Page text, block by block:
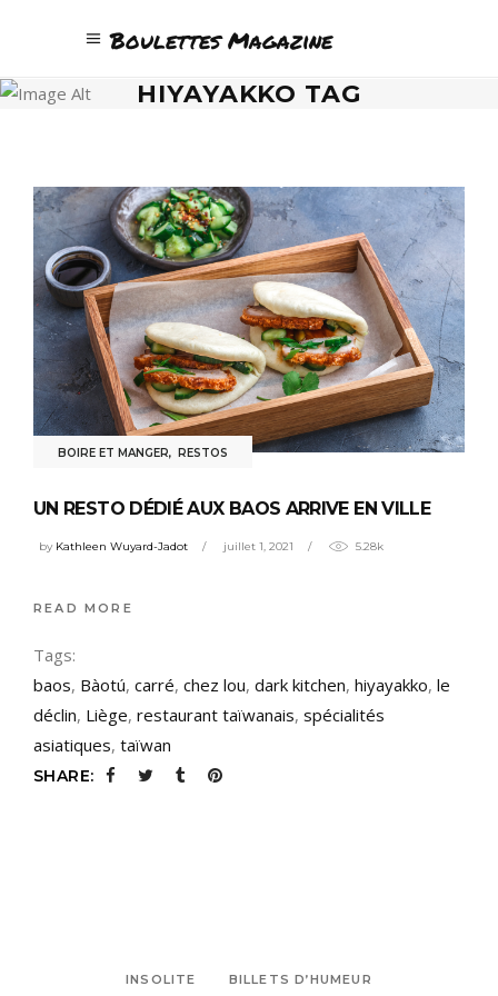
Boulettes Magazine
HIYAYAKKO TAG
BOIRE ET MANGER, RESTOS
UN RESTO DÉDIÉ AUX BAOS ARRIVE EN VILLE
by Kathleen Wuyard-Jadot juillet 1, 2021 5.28k
READ MORE
Tags:
baos, Bàotú, carré, chez lou, dark kitchen, hiyayakko, le
déclin, Liège, restaurant taïwanais, spécialités
asiatiques, taïwan
SHARE:
INSOLITE BILLETS D’HUMEUR